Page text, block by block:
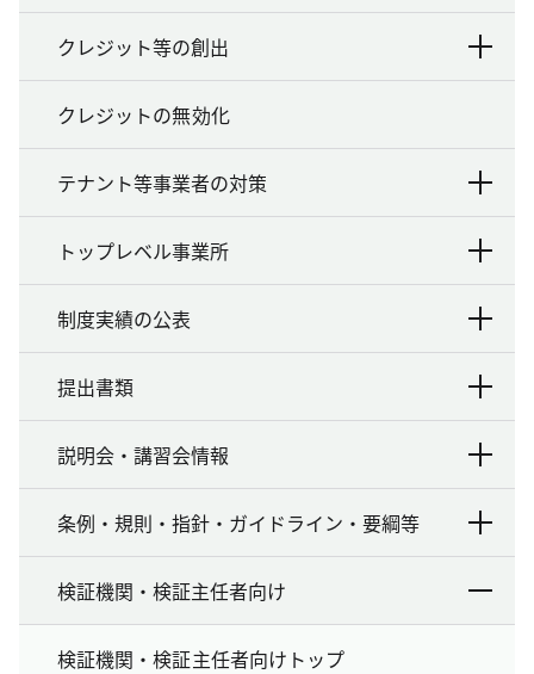
クレジット等の創出
クレジットの無効化
テナント等事業者の対策
トップレベル事業所
制度実績の公表
提出書類
説明会・講習会情報
条例・規則・指針・ガイドライン・要綱等
検証機関・検証主任者向け
検証機関・検証主任者向けトップ